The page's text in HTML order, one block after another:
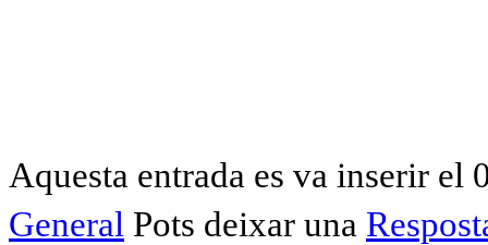
Aquesta entrada es va inserir el
General Pots deixar una